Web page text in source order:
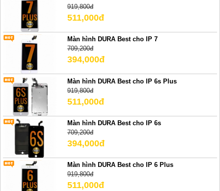
919,800đ
511,000đ
Màn hình DURA Best cho IP 7
709,200đ
394,000đ
Màn hình DURA Best cho IP 6s Plus
919,800đ
511,000đ
Màn hình DURA Best cho IP 6s
709,200đ
394,000đ
Màn hình DURA Best cho IP 6 Plus
919,800đ
511,000đ